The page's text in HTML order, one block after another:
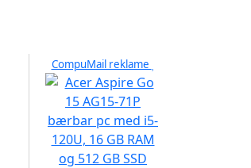
CompuMail reklame